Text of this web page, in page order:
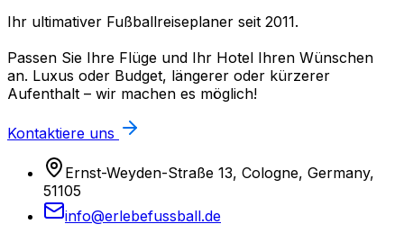
Ihr ultimativer Fußballreiseplaner seit 2011.
Passen Sie Ihre Flüge und Ihr Hotel Ihren Wünschen
an. Luxus oder Budget, längerer oder kürzerer
Aufenthalt – wir machen es möglich!
Kontaktiere uns
Ernst-Weyden-Straße 13, Cologne, Germany,
51105
info@erlebefussball.de